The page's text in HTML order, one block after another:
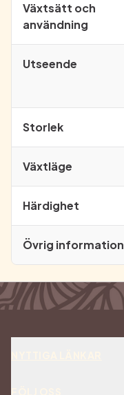
Växtsätt och
användning
Utseende
Storlek
Växtläge
Härdighet
Övrig information